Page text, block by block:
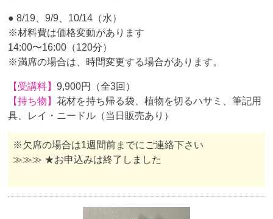
● 8/19、9/9、10/14（水）
※材料費は価格変動があります
14:00〜16:00（120分）
※満席の場合は、時間変更する場合があります。
【受講料】9,900円（全3回）
【持ち物】花材を持ち帰る袋、植物を切るハサミ、筆記用
具、レイ・ニードル（当日販売あり）
※欠席の場合は1週間前までにご連絡下さい
≫≫≫ ★お申込みは終了しました